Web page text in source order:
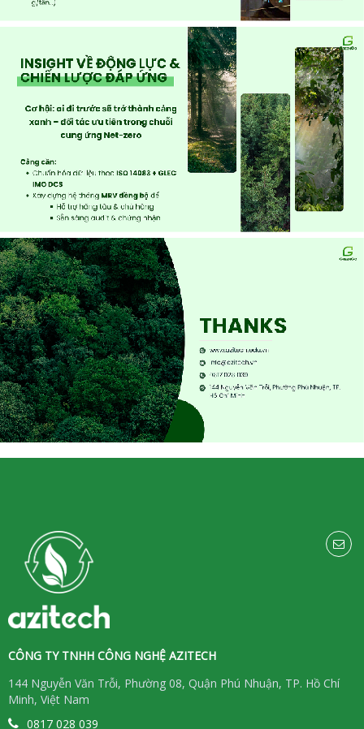
CÔNG TY TNHH CÔNG NGHỆ AZITECH
144 Nguyễn Văn Trỗi, Phường 08, Quận Phú Nhuận, TP. Hồ Chí
Minh, Việt Nam
0817 028 039